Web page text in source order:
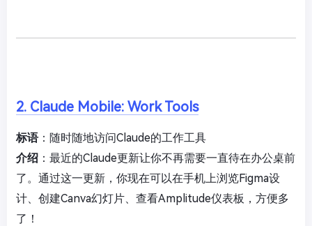
2. Claude Mobile: Work Tools
标语：随时随地访问Claude的工作工具
介绍 ：最近的Claude更新让你不再需要一直待在办公桌前
了。通过这一更新，你现在可以在手机上浏览Figma设
计、创建Canva幻灯片、查看Amplitude仪表板，方便多
了！